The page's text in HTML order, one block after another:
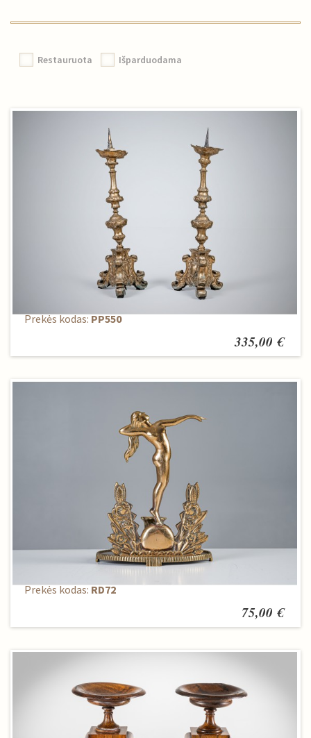
Restauruota Išparduodama
Žvakidžių komplektas (2 vnt.)
Prekės kodas:PP550
335,00 €
Prekės kodas: RD72
75,00 €